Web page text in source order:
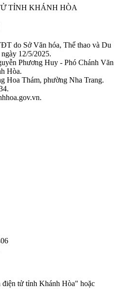
TỈNH KHÁNH HÒA
do Sở Văn hóa, Thể thao và Du
12/5/2025.
Phương Huy - Phó Chánh Văn
Hòa.
Hoa Thám, phường Nha Trang.
tử tỉnh Khánh Hòa" hoặc